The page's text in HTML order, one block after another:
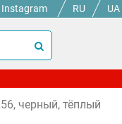
Instagram RU UA
черный, тёплый